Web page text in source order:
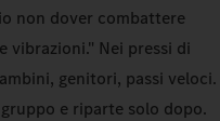
non dover combattere
vibrazioni." Nei pressi di
genitori, passi veloci.
e riparte solo dopo.